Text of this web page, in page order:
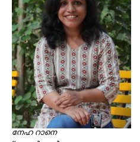
നേഹ റാനെ